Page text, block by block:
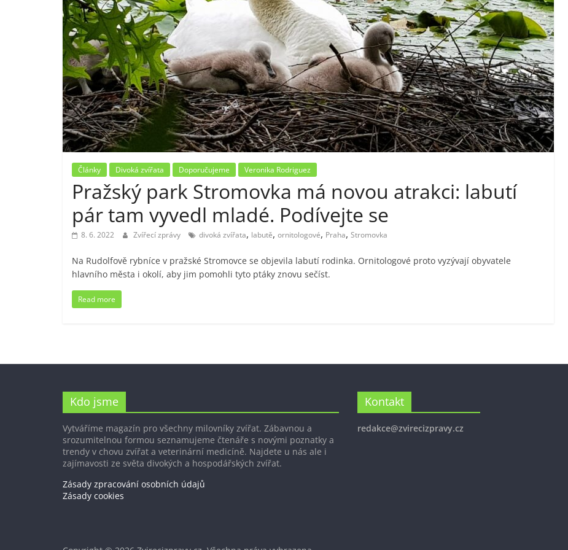
Články Divoká zvířata Doporučujeme Veronika Rodriguez
Pražský park Stromovka má novou atrakci: labutí
pár tam vyvedl mladé. Podívejte se
8. 6. 2022 Zvířecí zprávy divoká zvířata, labutě, ornitologové, Praha, Stromovka
Na Rudolfově rybníce v pražské Stromovce se objevila labutí rodinka. Ornitologové proto vyzývají obyvatele
hlavního města i okolí, aby jim pomohli tyto ptáky znovu sečíst.
Read more
Kdo jsme
Vytváříme magazín pro všechny milovníky zvířat. Zábavnou a
srozumitelnou formou seznamujeme čtenáře s novými poznatky a
trendy v chovu zvířat a veterinární medicíně. Najdete u nás ale i
zajímavosti ze světa divokých a hospodářských zvířat.
Zásady zpracování osobních údajů
Zásady cookies
Kontakt
redakce@zvirecizpravy.cz